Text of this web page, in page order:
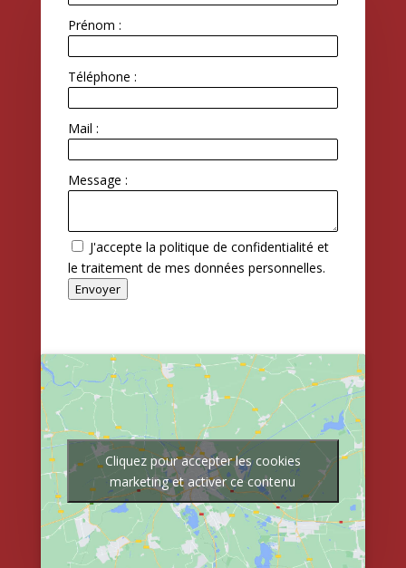
Prénom :
Téléphone :
Mail :
Message :
J'accepte la politique de confidentialité et
le traitement de mes données personnelles.
Envoyer
Cliquez pour accepter les cookies
marketing et activer ce contenu